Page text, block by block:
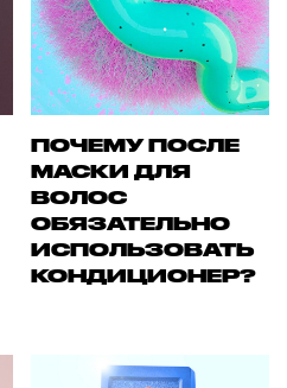
ПОЧЕМУ ПОСЛЕ
МАСКИ ДЛЯ
ВОЛОС
ОБЯЗАТЕЛЬНО
ИСПОЛЬЗОВАТЬ
КОНДИЦИОНЕР?